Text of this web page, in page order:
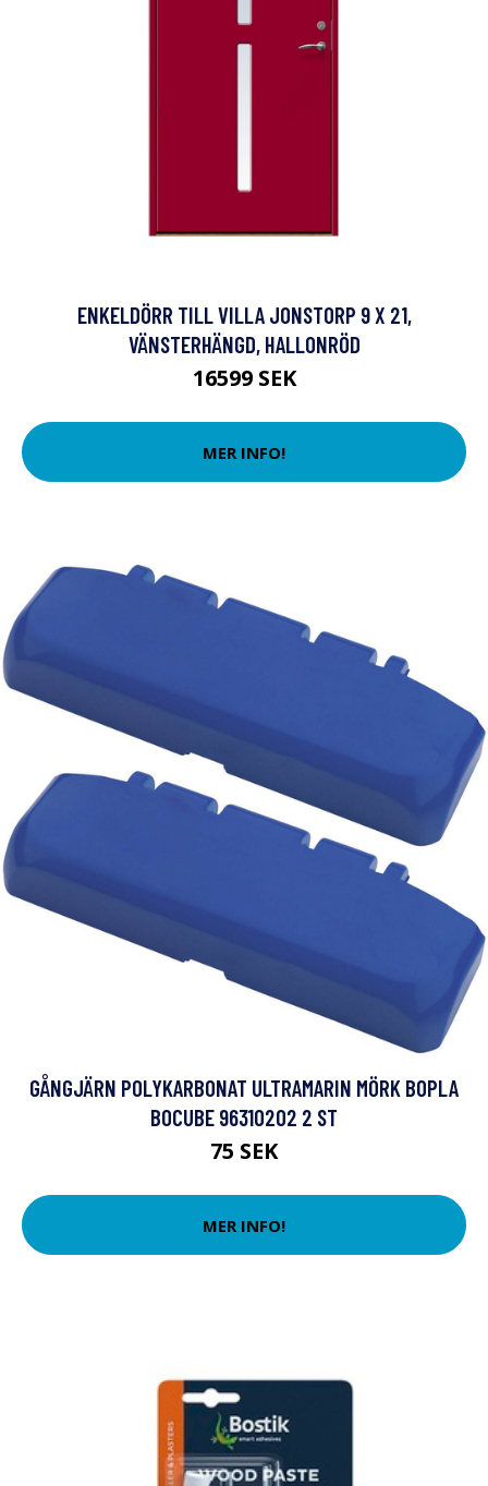
ENKELDÖRR TILL VILLA JONSTORP 9 X 21,
VÄNSTERHÄNGD, HALLONRÖD
16599 SEK
MER INFO!
GÅNGJÄRN POLYKARBONAT ULTRAMARIN MÖRK BOPLA
BOCUBE 96310202 2 ST
75 SEK
MER INFO!